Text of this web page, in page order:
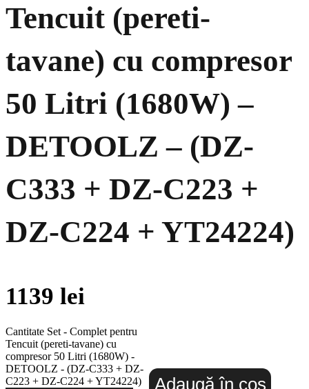
Tencuit (pereti-
tavane) cu compresor
50 Litri (1680W) –
DETOOLZ – (DZ-
C333 + DZ-C223 +
DZ-C224 + YT24224)
1139 lei
Cantitate Set - Complet pentru
Tencuit (pereti-tavane) cu
compresor 50 Litri (1680W) -
DETOOLZ - (DZ-C333 + DZ-
C223 + DZ-C224 + YT24224)
Adaugă în coș